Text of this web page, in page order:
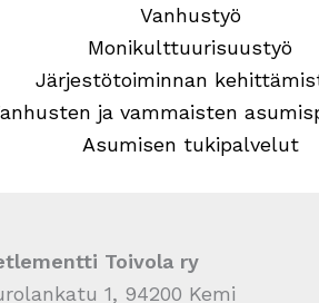
Vanhustyö
Monikulttuurisuustyö
Järjestötoiminnan
ja vammaisten
Asumisen tukipalvelut
Toivola ry
1, 94200 Kemi